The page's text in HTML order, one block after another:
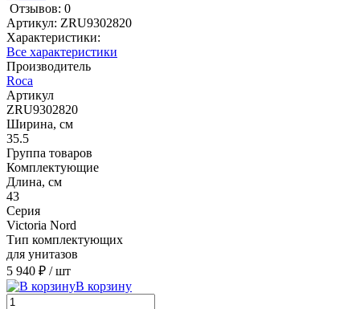
Отзывов: 0
Артикул: ZRU9302820
Характеристики:
Все характеристики
Производитель
Roca
Артикул
ZRU9302820
Ширина, см
35.5
Группа товаров
Комплектующие
Длина, см
43
Серия
Victoria Nord
Тип комплектующих
для унитазов
5 940 ₽ / шт
В корзину